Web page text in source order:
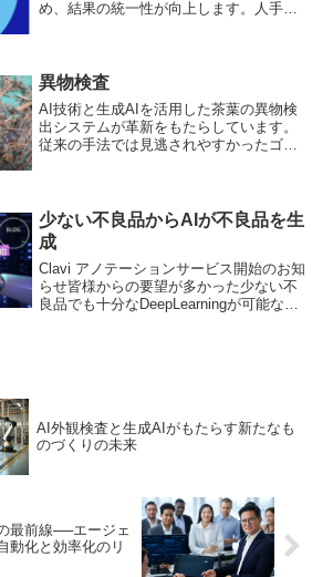
め、結果の統一性が向上します。人手に
検査を行うため、...
異物検査
AI技術と生成AIを活用した茶葉の異物検
出システムが革新をもたらしています。
従来の手法では見逃されやすかったゴミ
紹介します。
少ない不良品からAIが不良品を生
成
Clavi アノテーションサービス開始のお知
らせ皆様からの要望が多かった少ない不
良品でも十分なDeepLearningが可能なAI
AI外観検査と生成AIがもたらす新たなも
のづくりの未来
最前線──エージェ
動化と効率化のリ